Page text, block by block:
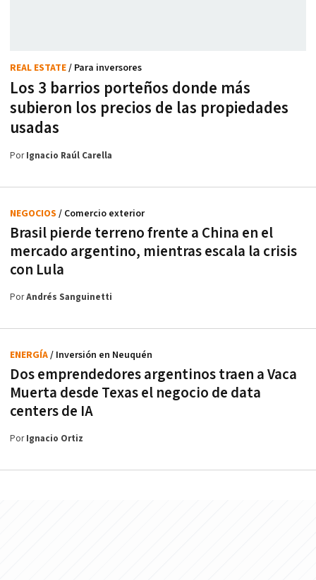
Los 3 barrios porteños donde más
subieron los precios de las propiedades
usadas
REAL ESTATE/ Para inversores
PorIgnacio Raúl Carella
Brasil pierde terreno frente a China en el
mercado argentino, mientras escala la crisis
con Lula
NEGOCIOS / Comercio exterior
PorAndrés Sanguinetti
Dos emprendedores argentinos traen a Vaca
Muerta desde Texas el negocio de data
centers de IA
ENERGÍA/ Inversión en Neuquén
PorIgnacio Ortiz